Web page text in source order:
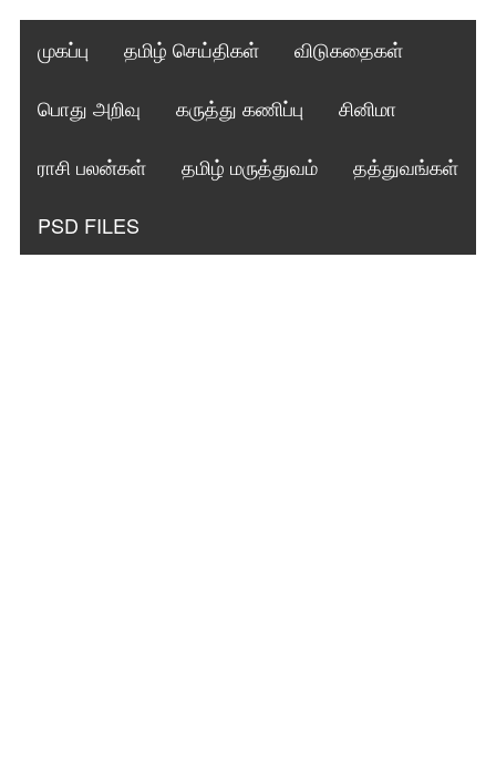
முகப்பு தமிழ் செய்திகள் விடுகதைகள்
பொது அறிவு கருத்து கணிப்பு சினிமா
ராசி பலன்கள் தமிழ் மருத்துவம் தத்துவங்கள்
PSD FILES